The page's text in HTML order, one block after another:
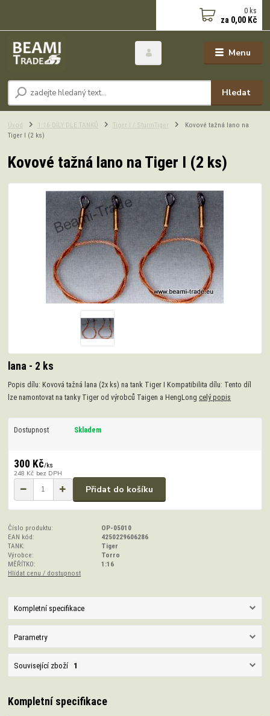
Menu
Hledat
0 ks
za 0,00 Kč
Úvod 1:16 DÍLY DLE TANKŮ Tiger I / SturmTiger
Kovové tažná lano na
Tiger I (2 ks)
Kovové tažná lano na Tiger I (2 ks)
lana - 2 ks
Popis dílu: Kovová tažná lana (2x ks) na tank Tiger I Kompatibilita dílu: Tento díl
lze namontovat na tanky Tiger od výrobců Taigen a HengLong celý popis
Dostupnost Skladem
300 Kč/ks
248 Kč bez DPH
Přidat do košíku
Číslo produktu:
OP-05010
EAN kód:
4250229606286
TANK:
Tiger
Výrobce:
Torro
MĚŘÍTKO:
1:16
Hlídat cenu / dostupnost
Kompletní specifikace
Parametry
Související zboží 1
Kompletní specifikace